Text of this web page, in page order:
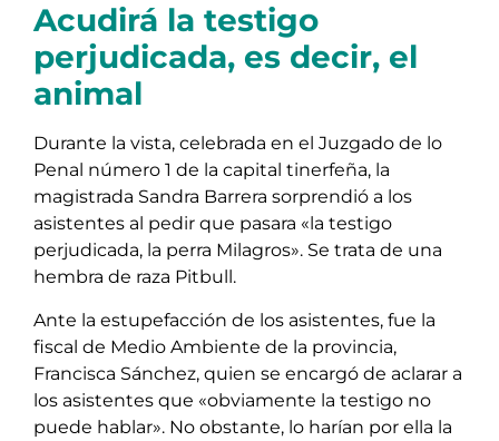
Acudirá la testigo
perjudicada, es decir, el
animal
Durante la vista, celebrada en el Juzgado de lo
Penal número 1 de la capital tinerfeña, la
magistrada Sandra Barrera sorprendió a los
asistentes al pedir que pasara «la testigo
perjudicada, la perra Milagros». Se trata de una
hembra de raza Pitbull.
Ante la estupefacción de los asistentes, fue la
fiscal de Medio Ambiente de la provincia,
Francisca Sánchez, quien se encargó de aclarar a
los asistentes que «obviamente la testigo no
puede hablar». No obstante, lo harían por ella la